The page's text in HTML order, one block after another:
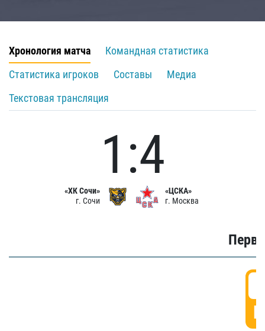
Хронология матча
Командная статистика
Статистика игроков
Составы
Медиа
Текстовая трансляция
«ХК Сочи»
г. Сочи
1:4
«ЦСКА»
г. Москва